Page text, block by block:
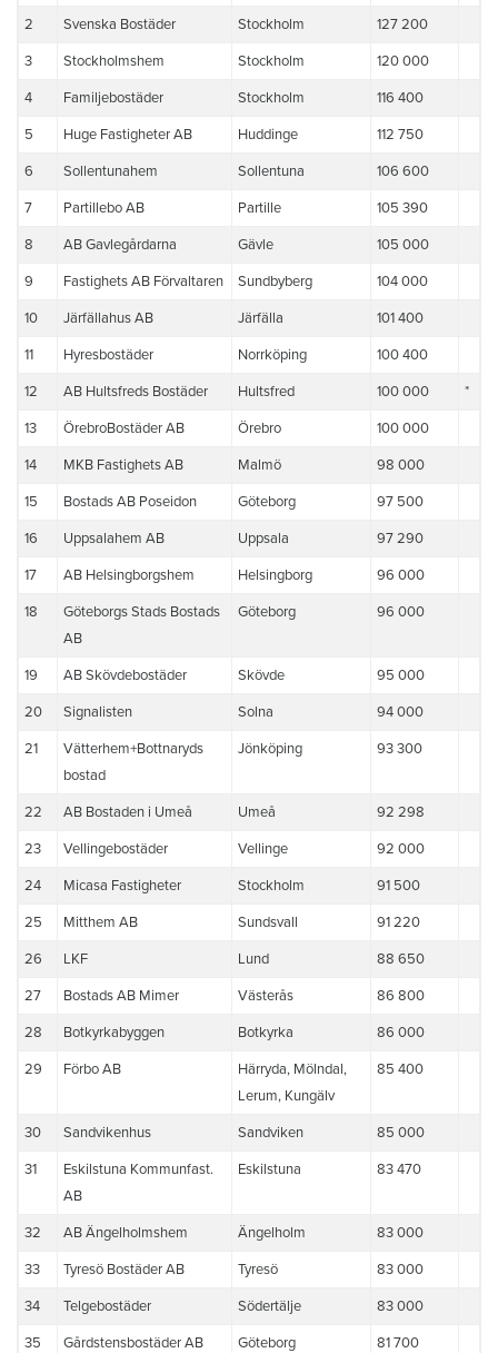
2 Svenska Bostäder Stockholm 127 200
3 Stockholmshem Stockholm 120 000
4 Familjebostäder Stockholm 116 400
5 Huge Fastigheter AB Huddinge 112 750
6 Sollentunahem Sollentuna 106 600
7 Partillebo AB Partille 105 390
8 AB Gavlegårdarna Gävle 105 000
9 Fastighets AB Förvaltaren Sundbyberg 104 000
10 Järfällahus AB Järfälla 101 400
11 Hyresbostäder Norrköping 100 400
12 AB Hultsfreds Bostäder Hultsfred 100 000 *
13 ÖrebroBostäder AB Örebro 100 000
14 MKB Fastighets AB Malmö 98 000
15 Bostads AB Poseidon Göteborg 97 500
16 Uppsalahem AB Uppsala 97 290
17 AB Helsingborgshem Helsingborg 96 000
18
Göteborgs Stads Bostads
AB
Göteborg 96 000
19 AB Skövdebostäder Skövde 95 000
20 Signalisten Solna 94 000
21
Vätterhem+Bottnaryds
bostad
Jönköping 93 300
22 AB Bostaden i Umeå Umeå 92 298
23 Vellingebostäder Vellinge 92 000
24 Micasa Fastigheter Stockholm 91 500
25 Mitthem AB Sundsvall 91 220
26 LKF Lund 88 650
27 Bostads AB Mimer Västerås 86 800
28 Botkyrkabyggen Botkyrka 86 000
29 Förbo AB
Härryda, Mölndal,
Lerum, Kungälv
85 400
30 Sandvikenhus Sandviken 85 000
31
Eskilstuna Kommunfast.
AB
Eskilstuna 83 470
32 AB Ängelholmshem Ängelholm 83 000
33 Tyresö Bostäder AB Tyresö 83 000
34 Telgebostäder Södertälje 83 000
35 Gårdstensbostäder AB Göteborg 81 700